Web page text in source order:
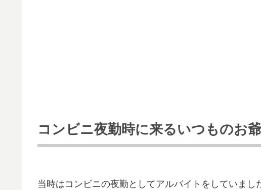
コンビニ夜勤時に来るいつものお
当時はコンビニの夜勤としてアルバイトをしていま